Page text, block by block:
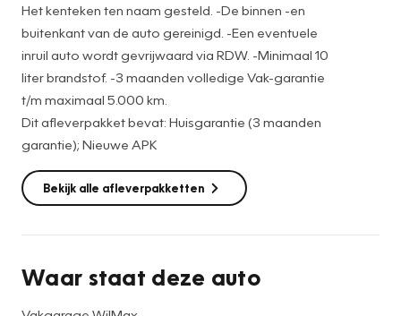
Het kenteken ten naam gesteld. -De binnen -en
buitenkant van de auto gereinigd. -Een eventuele
inruil auto wordt gevrijwaard via RDW. -Minimaal 10
liter brandstof. -3 maanden volledige Vak-garantie
t/m maximaal 5.000 km.
Dit afleverpakket bevat: Huisgarantie (3 maanden
garantie); Nieuwe APK
Bekijk alle afleverpakketten
Waar staat deze auto